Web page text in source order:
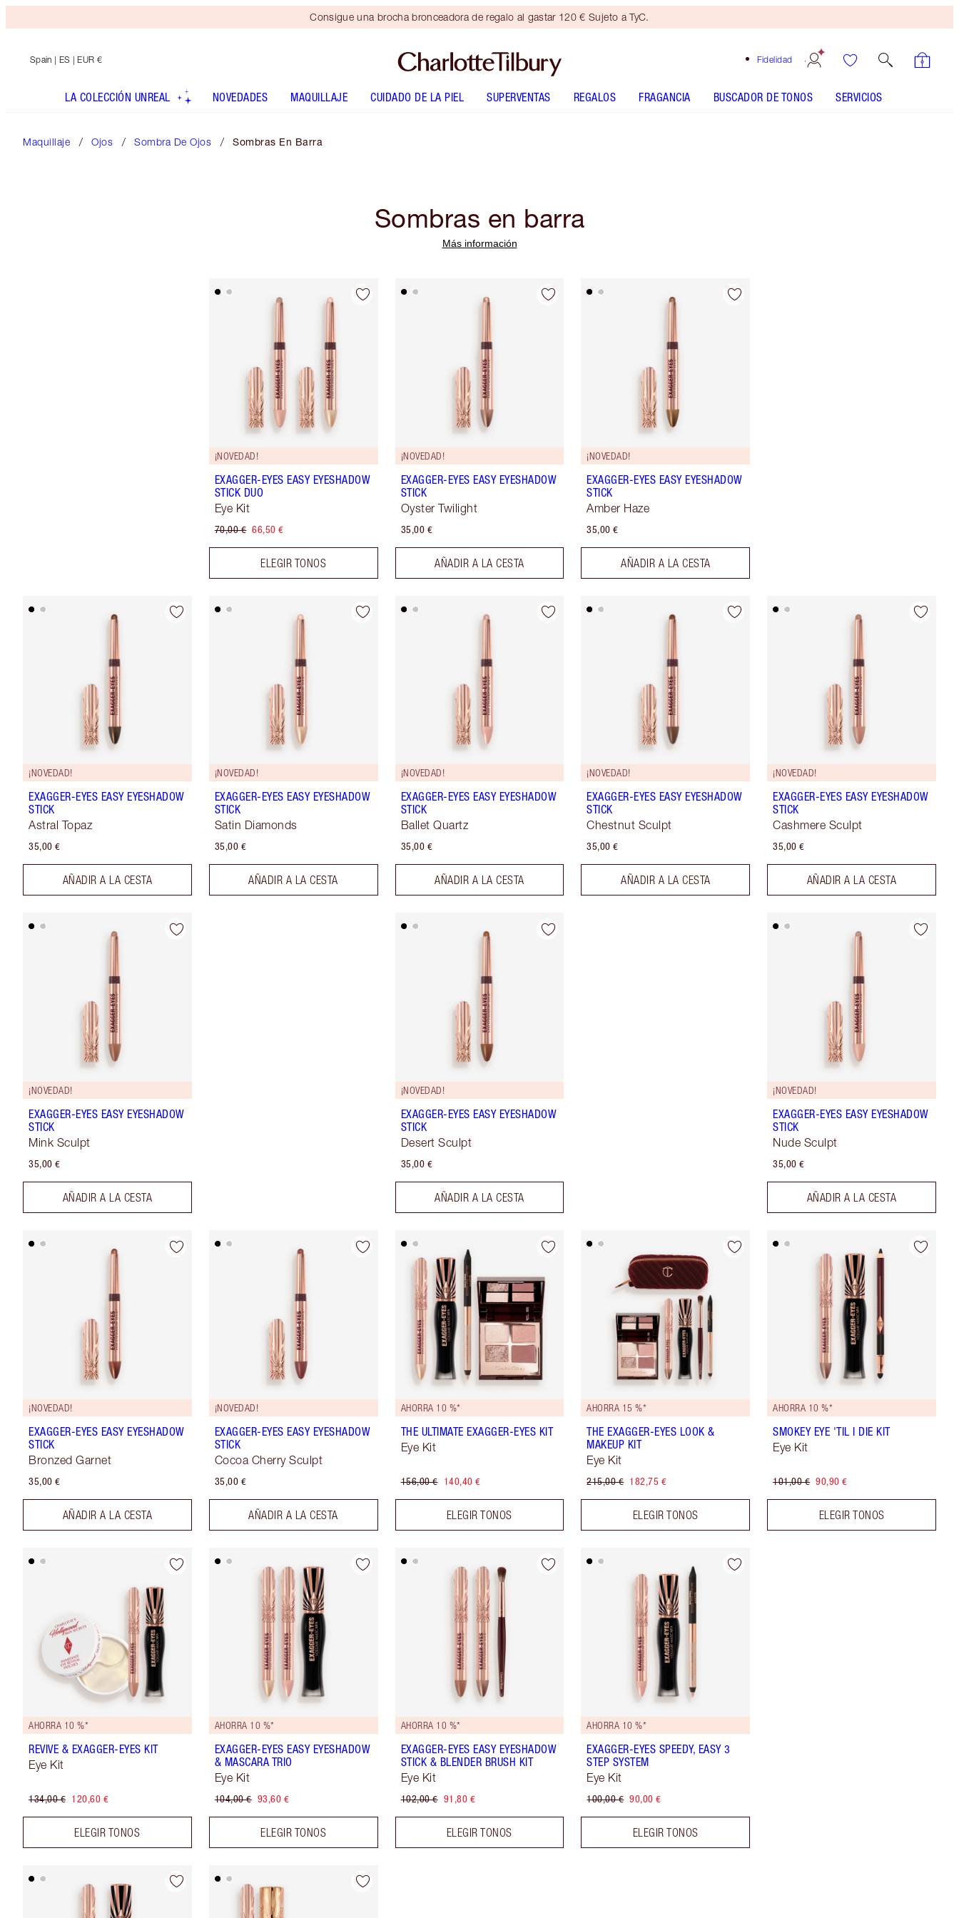
Consigue una brocha bronceadora de regalo al gastar 120 € Sujeto a TyC.
Fidelidad
Spain | ES | EUR €
LA COLECCIÓN UNREAL NOVEDADES MAQUILLAJE CUIDADO DE LA PIEL SUPERVENTAS REGALOS FRAGANCIA BUSCADOR DE TONOS SERVICIOS
Maquillaje Ojos Sombra De Ojos Sombras En Barra
Sombras en barra
Más información
¡NOVEDAD!
EXAGGER-EYES EASY EYESHADOW
STICK DUO
Eye Kit
70,00 € 66,50 €
ELEGIR TONOS
¡NOVEDAD!
EXAGGER-EYES EASY EYESHADOW
STICK
Oyster Twilight
35,00 €
AÑADIR A LA CESTA
¡NOVEDAD!
EXAGGER-EYES EASY EYESHADOW
STICK
Amber Haze
35,00 €
AÑADIR A LA CESTA
¡NOVEDAD!
EXAGGER-EYES EASY EYESHADOW
STICK
Astral Topaz
35,00 €
AÑADIR A LA CESTA
¡NOVEDAD!
EXAGGER-EYES EASY EYESHADOW
STICK
Satin Diamonds
35,00 €
AÑADIR A LA CESTA
¡NOVEDAD!
EXAGGER-EYES EASY EYESHADOW
STICK
Ballet Quartz
35,00 €
AÑADIR A LA CESTA
¡NOVEDAD!
EXAGGER-EYES EASY EYESHADOW
STICK
Chestnut Sculpt
35,00 €
AÑADIR A LA CESTA
¡NOVEDAD!
EXAGGER-EYES EASY EYESHADOW
STICK
Cashmere Sculpt
35,00 €
AÑADIR A LA CESTA
¡NOVEDAD!
EXAGGER-EYES EASY EYESHADOW
STICK
Mink Sculpt
35,00 €
AÑADIR A LA CESTA
¡NOVEDAD!
EXAGGER-EYES EASY EYESHADOW
STICK
Desert Sculpt
35,00 €
AÑADIR A LA CESTA
¡NOVEDAD!
EXAGGER-EYES EASY EYESHADOW
STICK
Nude Sculpt
35,00 €
AÑADIR A LA CESTA
¡NOVEDAD!
EXAGGER-EYES EASY EYESHADOW
STICK
Bronzed Garnet
35,00 €
AÑADIR A LA CESTA
¡NOVEDAD!
EXAGGER-EYES EASY EYESHADOW
STICK
Cocoa Cherry Sculpt
35,00 €
AÑADIR A LA CESTA
AHORRA 10 %*
THE ULTIMATE EXAGGER-EYES KIT
Eye Kit
156,00 € 140,40 €
ELEGIR TONOS
AHORRA 15 %*
THE EXAGGER-EYES LOOK &
MAKEUP KIT
Eye Kit
215,00 € 182,75 €
ELEGIR TONOS
AHORRA 10 %*
SMOKEY EYE 'TIL I DIE KIT
Eye Kit
101,00 € 90,90 €
ELEGIR TONOS
AHORRA 10 %*
REVIVE & EXAGGER-EYES KIT
Eye Kit
134,00 € 120,60 €
ELEGIR TONOS
AHORRA 10 %*
EXAGGER-EYES EASY EYESHADOW
& MASCARA TRIO
Eye Kit
104,00 € 93,60 €
ELEGIR TONOS
AHORRA 10 %*
EXAGGER-EYES EASY EYESHADOW
STICK & BLENDER BRUSH KIT
Eye Kit
102,00 € 91,80 €
ELEGIR TONOS
AHORRA 10 %*
EXAGGER-EYES SPEEDY, EASY 3
STEP SYSTEM
Eye Kit
100,00 € 90,00 €
ELEGIR TONOS